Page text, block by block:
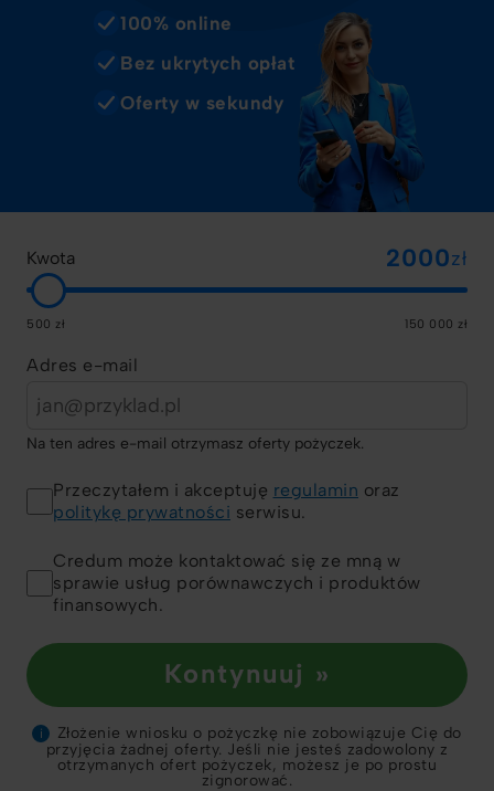
100% online
Bez ukrytych opłat
Oferty w sekundy
Kwota zł
500 zł 150 000 zł
Adres e-mail
Na ten adres e-mail otrzymasz oferty pożyczek.
Przeczytałem i akceptuję regulamin oraz
politykę prywatności serwisu.
Credum może kontaktować się ze mną w
sprawie usług porównawczych i produktów
finansowych.
Kontynuuj »
i
Złożenie wniosku o pożyczkę nie zobowiązuje Cię do
przyjęcia żadnej oferty. Jeśli nie jesteś zadowolony z
otrzymanych ofert pożyczek, możesz je po prostu
zignorować.